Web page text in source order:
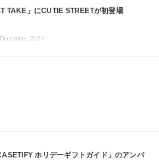
TAKE」にCUTIE STREETが初登場
ホリデーギフトガイド」のアンバ